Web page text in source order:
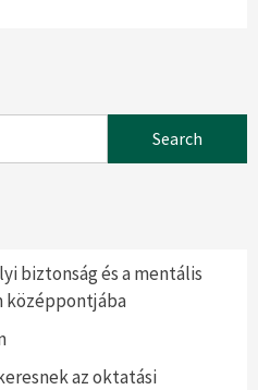
biztonság és a mentális
középpontjába
az oktatási